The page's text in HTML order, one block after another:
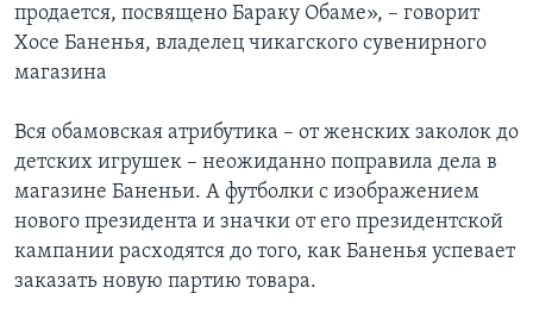
продается, посвящено Бараку Обаме», – говорит
Хосе Баненья, владелец чикагского сувенирного
магазина
Вся обамовская атрибутика – от женских заколок до
детских игрушек – неожиданно поправила дела в
магазине Баненьи. А футболки с изображением
нового президента и значки от его президентской
кампании расходятся до того, как Баненья успевает
заказать новую партию товара.